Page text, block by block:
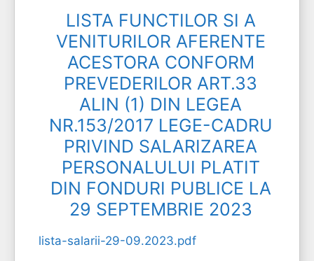
LISTA FUNCTILOR SI A
VENITURILOR AFERENTE
ACESTORA CONFORM
PREVEDERILOR ART.33
ALIN (1) DIN LEGEA
NR.153/2017 LEGE-CADRU
PRIVIND SALARIZAREA
PERSONALULUI PLATIT
DIN FONDURI PUBLICE LA
29 SEPTEMBRIE 2023
lista-salarii-29-09.2023.pdf